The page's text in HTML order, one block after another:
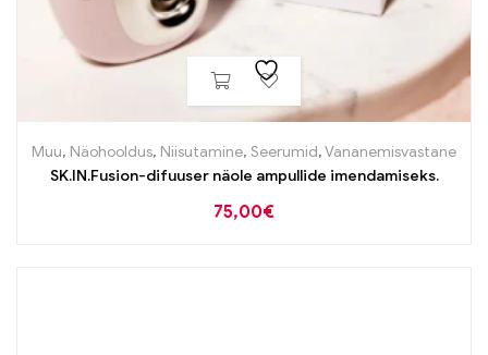
Muu, Näohooldus, Niisutamine, Seerumid,Vananemisvastane
SK.IN.Fusion-difuuser näole ampullide imendamiseks.
75,00€